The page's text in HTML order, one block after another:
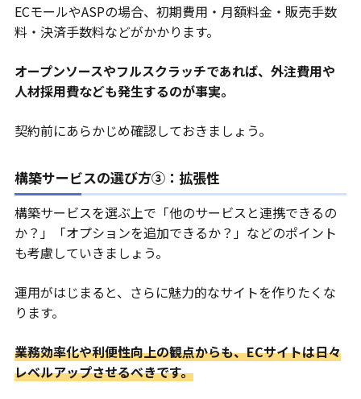
ECモールやASPの場合、初期費用・月額料金・販売手数
料・決済手数料などがかかります。
オープンソースやフルスクラッチであれば、外注費用や
人材採用費なども発生するのが事実。
契約前にあらかじめ確認しておきましょう。
構築サービスの選び方③：拡張性
構築サービスを選ぶ上で「他のサービスと連携できるの
か？」「オプションを追加できるか？」などのポイント
も考慮していきましょう。
運用がはじまると、さらに魅力的なサイトを作りたくな
ります。
業務効率化や利便性向上の観点からも、ECサイトは日々
レベルアップさせるべきです。